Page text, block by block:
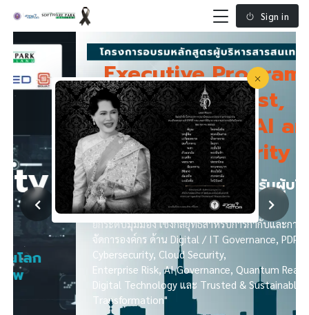
Sign in
Executive Program in
Digital Trust,
Governance, AI and
Cybersecurity
CIO หลักสูตรออกแบบสำหรับผู้บริหาร
ด้านดิจิทัลและสารสนเทศ
ยกระดับมุมมอง เชิงกลยุทธ์สำหรับการกำกับและการบริหาร
จัดการองค์กร ด้าน Digital / IT Governance, PDPA,
Cybersecurity, Cloud Security,
Enterprise Risk, AI Governance, Quantum Readiness,
Digital Technology และ Trusted & Sustainable Digital
Transformation"